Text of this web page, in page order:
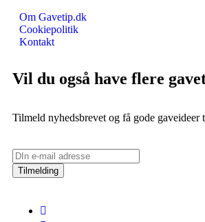
Om Gavetip.dk
Cookiepolitik
Kontakt
Vil du også have flere
Tilmeld nyhedsbrevet og få gode gaveideer
Tilmelding